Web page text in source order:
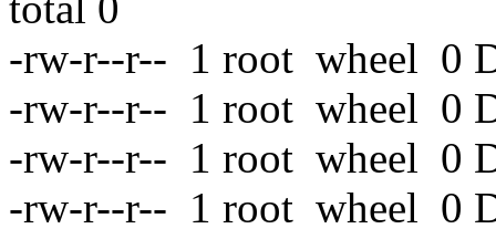
-rw-r--r-- 1 root wheel 0
-rw-r--r-- 1 root wheel 0
-rw-r--r-- 1 root wheel 0
-rw-r--r-- 1 root wheel 0